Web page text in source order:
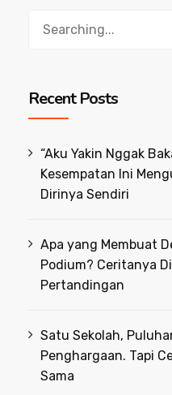
Recent Posts
“Aku Yakin Nggak
Kesempatan Ini
Dirinya Sendiri
Apa yang Membuat
Podium? Ceritanya
Pertandingan
Satu Sekolah,
Penghargaan. Tapi
Sama